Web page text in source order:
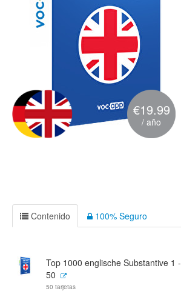
€19.99
/ año
Contenido 100% Seguro
Top 1000 englische Substantive 1 -
50
50 tarjetas